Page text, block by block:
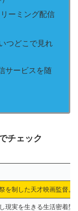
ーミング配信
つどこで見れ
サービスを随
チェック
を制した天才映画監督
現実を生きる生活密着